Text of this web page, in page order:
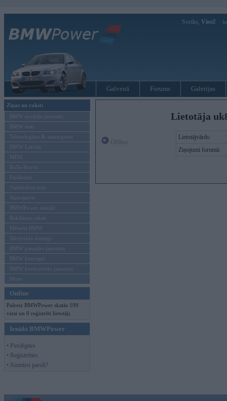
Sveiks, Viesi!
Galvenā Forums Galerijas
Ziņas un raksti
BMW modeļu jaunumi
BMW testi
Tehnoloģijas & sasniegumi
BMW Latvijā
MINI
Rolls-Royce
Pasākumi
Vadāmības tests
Autosports
BMWPower aktuāli
Reklāmas raksti
Mēneša BMW
Sērijveida tūnings
BMW pasaules jaunumi
BMW koncepti
BMW konkurentu jaunumi
Moto
Online
Pašreiz BMWPower skatās 199
viesi un 0 reģistrēti lietotāji.
Ienākt BMWPower
• Pieslēgties
• Reģistrēties
• Aizmirsi paroli?
Lietotāja
Lietotājvārds:
Ziņojumi forumā: